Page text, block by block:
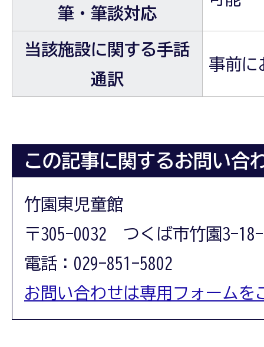
筆・筆談対応
当該施設に関する手話
通訳
事前に
この記事に関するお問い合
竹園東児童館
〒305-0032 つくば市竹園3-
電話：029-851-5802
お問い合わせは専用フォームを